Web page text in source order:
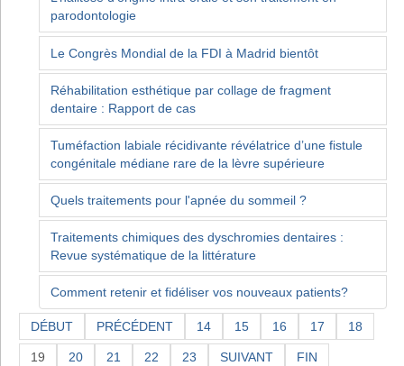
parodontologie
Le Congrès Mondial de la FDI à Madrid bientôt
Réhabilitation esthétique par collage de fragment
dentaire : Rapport de cas
Tuméfaction labiale récidivante révélatrice d’une fistule
congénitale médiane rare de la lèvre supérieure
Quels traitements pour l'apnée du sommeil ?
Traitements chimiques des dyschromies dentaires :
Revue systématique de la littérature
Comment retenir et fidéliser vos nouveaux patients?
DÉBUT PRÉCÉDENT 14 15 16 17 18
19 20 21 22 23 SUIVANT FIN